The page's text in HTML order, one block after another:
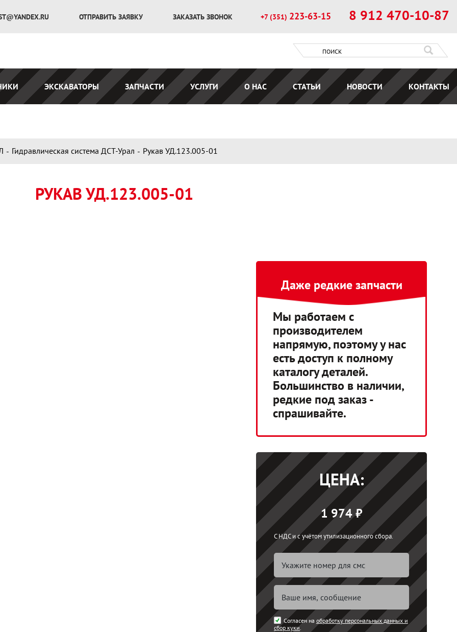
ОТПРАВИТЬ ЗАЯВКУ ЗАКАЗАТЬ ЗВОНОК +7 (351) 223-63-15 8 912 470-10-87
ЭКСКАВАТОРЫ ЗАПЧАСТИ УСЛУГИ О НАС СТАТЬИ НОВОСТИ КОНТАКТЫ
Гидравлическая система ДСТ-Урал Рукав УД.123.005-01
РУКАВ УД.123.005-01
Даже редкие запчасти
Мы работаем с
производителем
напрямую, поэтому у нас
есть доступ к полному
каталогу деталей.
Большинство в наличии,
редкие под заказ -
спрашивайте.
ЦЕНА:
1 974 ₽
С НДС и с учётом утилизационного сбора.
Согласен на обработку персональных данных и
сбор куки.